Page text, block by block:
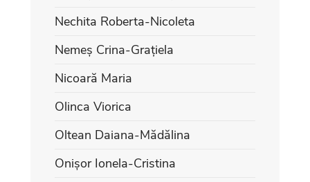
Nechita Roberta-Nicoleta
Nemeș Crina-Grațiela
Nicoară Maria
Olinca Viorica
Oltean Daiana-Mădălina
Onișor Ionela-Cristina